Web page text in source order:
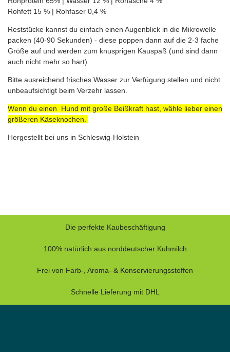
Rohfett 15 % | Rohfaser 0,4 %
Reststücke kannst du einfach einen Augenblick in die Mikrowelle
packen (40-90 Sekunden) - diese poppen dann auf die 2-3 fache
Größe auf und werden zum knusprigen Kauspaß (und sind dann
auch nicht mehr so hart)
Bitte ausreichend frisches Wasser zur Verfügung stellen und nicht
unbeaufsichtigt beim Verzehr lassen.
Wenn du einen Hund mit große Beißkraft hast, wähle lieber einen
größeren Käseknochen.
Hergestellt bei uns in Schleswig-Holstein
Die perfekte Kaubeschäftigung
100% natürlich aus norddeutscher Kuhmilch
Frei von Farb-, Aroma- & Konservierungsstoffen
Schnelle Lieferung mit DHL